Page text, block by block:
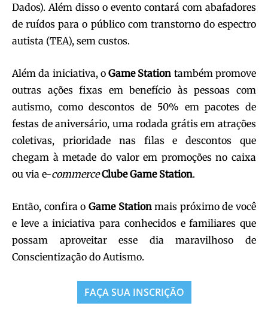
Dados). Além disso o evento contará com abafadores
de ruídos para o público com transtorno do espectro
autista (TEA), sem custos.
Além da iniciativa, oGame Station também promove
outras ações fixas em benefício às pessoas com
autismo, como descontos de 50% em pacotes de
festas de aniversário, uma rodada grátis em atrações
coletivas, prioridade nas filas e descontos que
chegam à metade do valor em promoções no caixa
ou via e-commerce Clube Game Station.
Então, confira o Game Stationmais próximo de você
e leve a iniciativa para conhecidos e familiares que
possam aproveitar esse dia maravilhoso de
Conscientização do Autismo.
FAÇA SUA INSCRIÇÃO